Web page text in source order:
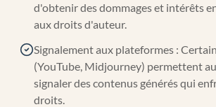
d'obtenir des dommages et intérêts
aux droits d'auteur.
Signalement aux plateformes :
(YouTube, Midjourney) permettent
signaler des contenus générés qui
droits.